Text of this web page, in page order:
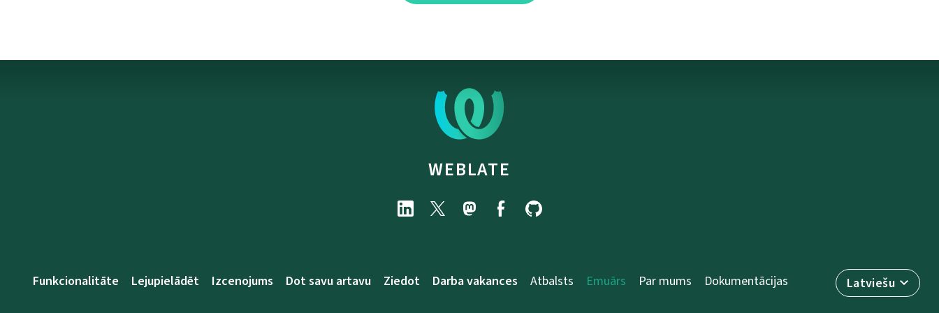
WEBLATE
Latviešu
Funkcionalitāte Lejupielādēt Izcenojums Dot savu artavu Ziedot Darba vakances Atbalsts Emuārs Par mums Dokumentācijas